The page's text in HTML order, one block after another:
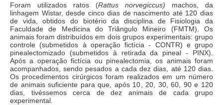
Foram utilizados ratos (Rattus norvegiccus) machos, da
linhagem Wistar, desde cinco dias de nascimento até 120 dias
de vida, obtidos do biotério da disciplina de Fisiologia da
Faculdade de Medicina do Triângulo Mineiro (FMTM). Os
animais foram distribuídos em dois grupos experimentais: grupo
controle (submetidos à operação fictícia - CONTR) e grupo
pinealectomizado (submetidos à retirada da pineal - PINX).
Após a operação fictícia ou pinealectomia, os animais foram
acompanhados, sendo pesados a cada dez dias, até 120 dias.
Os procedimentos cirúrgicos foram realizados em um número
de animais suficiente para que, após 10, 20, 30, 60, 90 e 120
dias, tivéssemos cerca de dez animais de cada grupo
experimental.